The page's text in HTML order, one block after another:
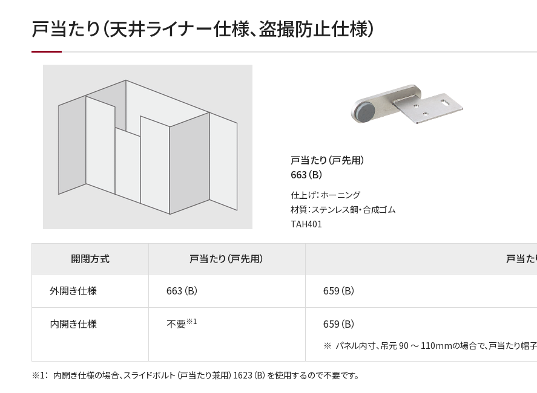
戸当たり（天井ライナー仕様、盗撮防止仕様）
戸当たり（戸先用）
663（B）
仕上げ：ホーニング
材質：ステンレス鋼・合成ゴム
TAH401
開閉方式 戸当たり（戸先用） 戸当た
外開き仕様 663（B） 659（B）
内開き仕様 不要※1 659（B）
パネル内寸、吊元 90 ～ 110mmの場合で、戸当たり帽
内開き仕様の場合、スライドボルト（戸当たり兼用）1623（B）を使用するので不要です。